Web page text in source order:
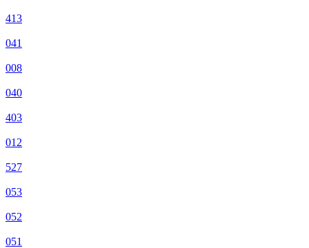
413
041
008
040
403
012
527
053
052
051